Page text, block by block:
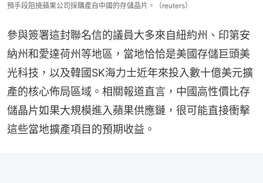
預手段阻撓蘋果公司採購產自中國的存儲晶片。（reuters）
參與簽署這封聯名信的議員大多來自紐約州、印第安
納州和愛達荷州等地區，當地恰恰是美國存儲巨頭美
光科技，以及韓國SK海力士近年來投入數十億美元擴
產的核心佈局區域。相關報道直言，中國高性價比存
儲晶片如果大規模進入蘋果供應鏈，很可能直接衝擊
這些當地擴產項目的預期收益。